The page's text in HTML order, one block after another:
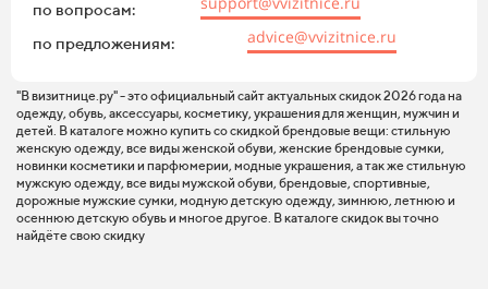
по вопросам:
по предложениям: advice@vvizitnice.ru
"В визитнице.ру" - это официальный сайт актуальных скидок 2026 года на
одежду, обувь, аксессуары, косметику, украшения для женщин, мужчин и
детей. В каталоге можно купить со скидкой брендовые вещи: стильную
женскую одежду, все виды женской обуви, женские брендовые сумки,
новинки косметики и парфюмерии, модные украшения, а так же стильную
мужскую одежду, все виды мужской обуви, брендовые, спортивные,
дорожные мужские сумки, модную детскую одежду, зимнюю, летнюю и
осеннюю детскую обувь и многое другое. В каталоге скидок вы точно
найдёте свою скидку